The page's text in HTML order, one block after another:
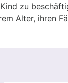
zu
Alter, ihren